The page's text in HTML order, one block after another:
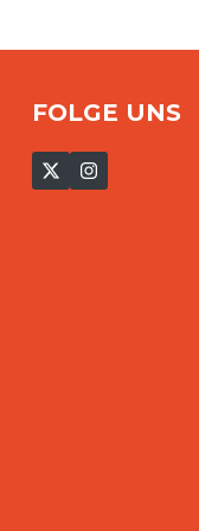
FOLGE UNS